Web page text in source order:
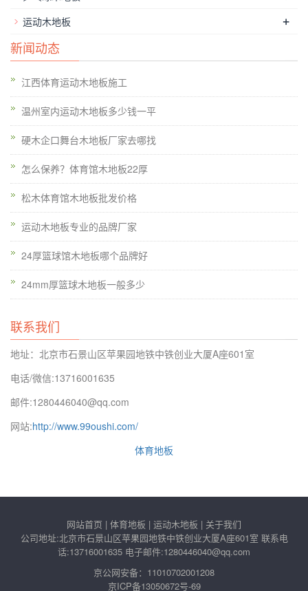
运动木地板 +
新闻动态
江西体育运动木地板施工
温州室内运动木地板多少钱一平
硬木企口舞台木地板厂家去哪找
怎么保养？体育馆木地板22厚
松木体育馆木地板批发价格
运动木地板专业的品牌厂家
24厚篮球馆木地板哪个品牌好
24mm厚篮球木地板一般多少
联系我们
地址：北京市石景山区苹果园地铁中铁创业大厦A座601室
电话/微信:13716001635
邮件:1280446040@qq.com
网站:http://www.99oushi.com/
体育地板
网站首页 | 体育地板 | 运动木地板 | 关于我们
公司地址:北京市石景山区苹果园地铁中铁创业大厦A座601室 联系电
话:13716001635 电子邮件:1280446040@qq.com
京公网安备：11010702001208
京ICP备13050672号-69